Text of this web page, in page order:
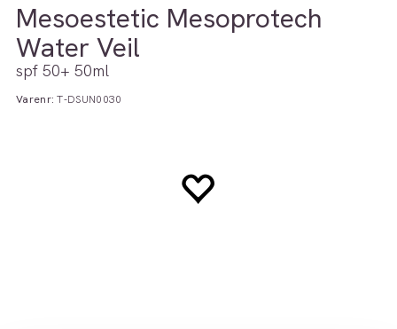
Mesoestetic Mesoprotech
Water Veil
spf 50+ 50ml
Varenr:T-DSUN0030